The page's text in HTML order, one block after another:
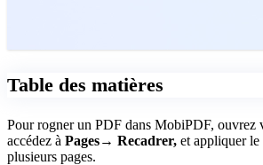
Table des matières
Pour rogner un PDF dans MobiPDF, ouvrez
accédez à Pages→ Recadrer, et appliquer le
plusieurs pages.